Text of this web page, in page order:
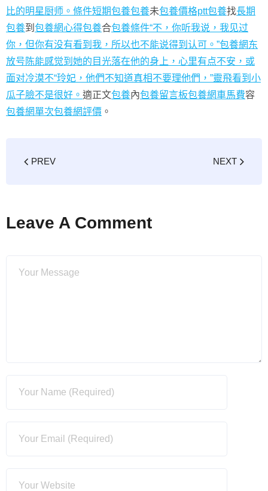
比的明星厨师。條件短期包養包養未包養價格ptt包養找長期
包養到 包養網心得包養合包養條件“不，你听我说，我见过
你，但你有没有看到我，所以也不能说得到认可。”包養網东
放号陈能感觉到她的目光落在他的身上，心里有点不安，或
面对冷漠不“玲妃，他們不知道真相不要理他們，”靈飛看到小
瓜子臉不是很好。 適正文包養內包養留言板包養網車馬費容
包養網單次包養網評價 。
PREV NEXT
Leave A Comment